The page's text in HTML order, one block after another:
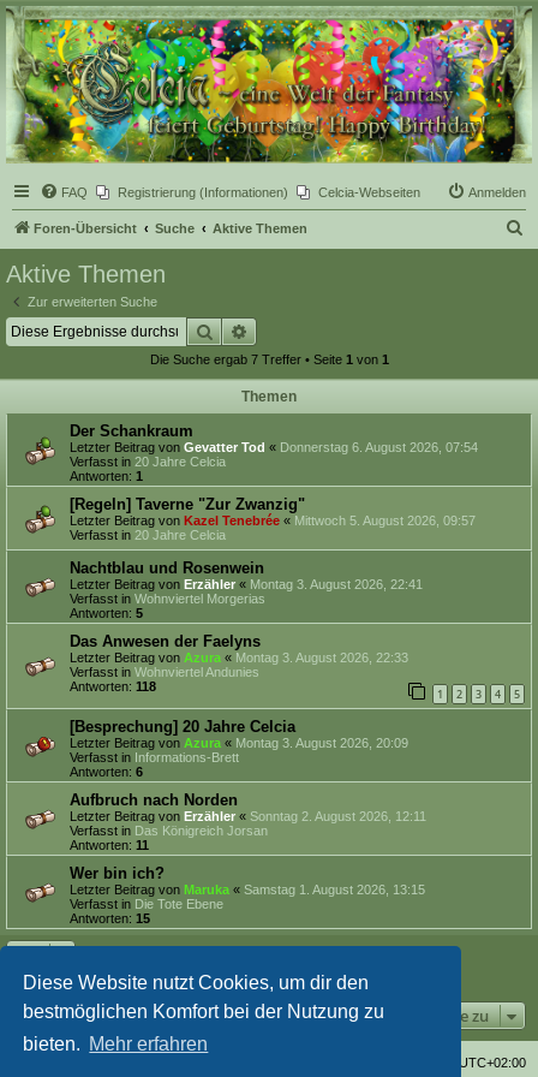
Diese Website nutzt Cookies, um dir den
bestmöglichen Komfort bei der Nutzung zu
bieten. Mehr erfahren
Celcia - eine Welt der
Fantasy
FAQ Registrierung (Informationen) Celcia-Webseiten Anmelden
Foren-Übersicht Suche Aktive Themen
Aktive Themen
Zur erweiterten Suche
SucheErweiterte Suche
Die Suche ergab 7 Treffer • Seite 1 von 1
Themen
Der Schankraum
Letzter Beitrag von Gevatter Tod « Donnerstag 6. August 2026, 07:54
Verfasst in 20 Jahre Celcia
Antworten: 1
[Regeln] Taverne "Zur Zwanzig"
Letzter Beitrag von Kazel Tenebrée « Mittwoch 5. August 2026, 09:57
Verfasst in 20 Jahre Celcia
Nachtblau und Rosenwein
Letzter Beitrag von Erzähler « Montag 3. August 2026, 22:41
Verfasst in Wohnviertel Morgerias
Antworten: 5
Das Anwesen der Faelyns
Letzter Beitrag von Azura « Montag 3. August 2026, 22:33
Verfasst in Wohnviertel Andunies
Antworten: 118 1 2 3 4 5
[Besprechung] 20 Jahre Celcia
Letzter Beitrag von Azura « Montag 3. August 2026, 20:09
Verfasst in Informations-Brett
Antworten: 6
Aufbruch nach Norden
Letzter Beitrag von Erzähler « Sonntag 2. August 2026, 12:11
Verfasst in Das Königreich Jorsan
Antworten: 11
Wer bin ich?
Letzter Beitrag von Maruka « Samstag 1. August 2026, 13:15
Verfasst in Die Tote Ebene
Antworten: 15
Die Suche ergab 7 Treffer • Seite1von
Gehe zu
UTC+02:00